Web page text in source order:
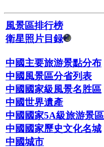
風景區排行榜
衛星照片目録
中國主要旅游景點分布
中國風景區分省列表
中國國家級風景名胜區
中國世界遺產
中國國家5A級旅游景區
中國國家歷史文化名城
中國城市